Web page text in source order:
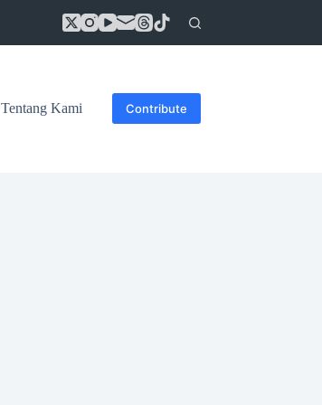
Tentang Kami Contribute